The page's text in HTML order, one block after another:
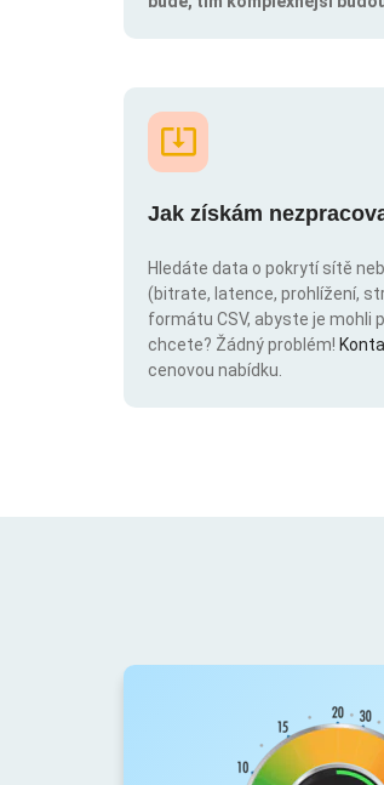
Jak získám
Hledáte data o pokrytí sítě
(bitrate, latence, prohlížení,
formátu CSV, abyste je mohli
chcete? Žádný problém!
cenovou nabídku.